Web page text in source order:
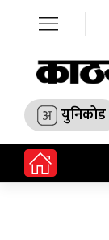
युनिकोड